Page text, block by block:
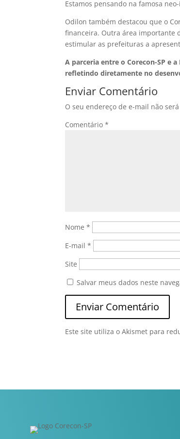
Estamos pensando na famosa
Odilon também destacou que o
financeira. Outra área importante
estimular as prefeituras a
A parceria entre o Corecon-SP e
refletindo diretamente no
Enviar Comentário
O seu endereço de e-mail não
Comentário*
Nome*
E-mail*
Site
Salvar meus dados neste
Este site utiliza o Akismet para